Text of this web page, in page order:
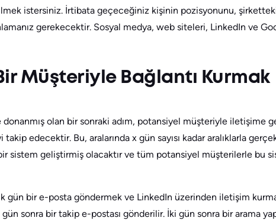
istersiniz. İrtibata geçeceğiniz kişinin pozisyonunu,
gerekecektir. Sosyal medya, web siteleri, LinkedIn ve
Müşteriyle Bağlantı Kurmak
olan bir sonraki adım, potansiyel müşteriyle iletişime
takip edecektir. Bu, aralarında x gün sayısı kadar aralıklarla
sistem geliştirmiş olacaktır ve tüm potansiyel müşterilerle bu
gün bir e-posta göndermek ve LinkedIn üzerinden iletişim
sonra bir takip e-postası gönderilir. İki gün sonra bir arama